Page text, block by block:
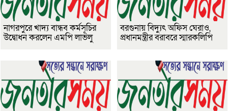
নাগরপুরে খাদ্য বান্ধব কর্মসূচির
উদ্বোধন করলেন এমপি লাভলু
বরগুনায় বিদ্যুৎ অফিস ঘেরাও,
প্রধানমন্ত্রীর বরাবরে স্মারকলিপি